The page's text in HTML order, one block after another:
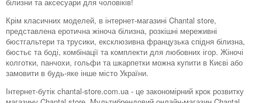
Крім класичних моделей, в інтернет-магазині Chantal store,
представлена ​​еротична жіноча білизна, розкішні мереживні
бюстгальтери та трусики, ексклюзивна французька спідня білизна,
бюстьє та боді, комбінації та комплекти для любовних ігор. Жіночі
колготки, панчохи, гольфи та шкарпетки можна купити в Києві або
замовити в будь-яке інше місто України.
Інтернет-бутік chantal-store.com.ua - це закономірний крок розвитку